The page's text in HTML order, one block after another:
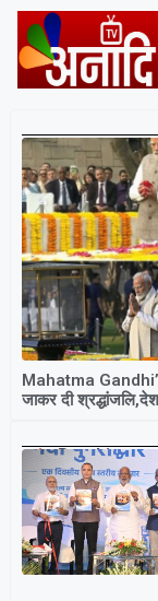
Mahatma
जाकर दी
Breaking